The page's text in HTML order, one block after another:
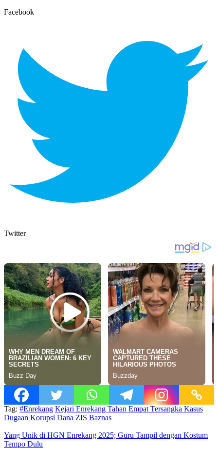
Facebook
Twitter
Tag: #Enrekang Kejari Enrekang Tahan Empat Tersangka Kasus
Dugaan Korupsi Dana ZIS Baznas
Yang Unik di HGN Enrekang 2025; Guru Tampil dengan Kostum
Tempo Dulu